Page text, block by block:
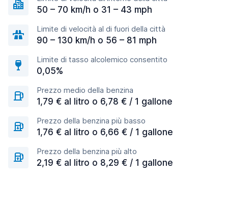
50 – 70 km/h o 31 – 43 mph
Limite di velocità al di fuori della città
90 – 130 km/h o 56 – 81 mph
Limite di tasso alcolemico consentito
0,05%
Prezzo medio della benzina
1,79 € al litro o 6,78 € / 1 gallone
Prezzo della benzina più basso
1,76 € al litro o 6,66 € / 1 gallone
Prezzo della benzina più alto
2,19 € al litro o 8,29 € / 1 gallone